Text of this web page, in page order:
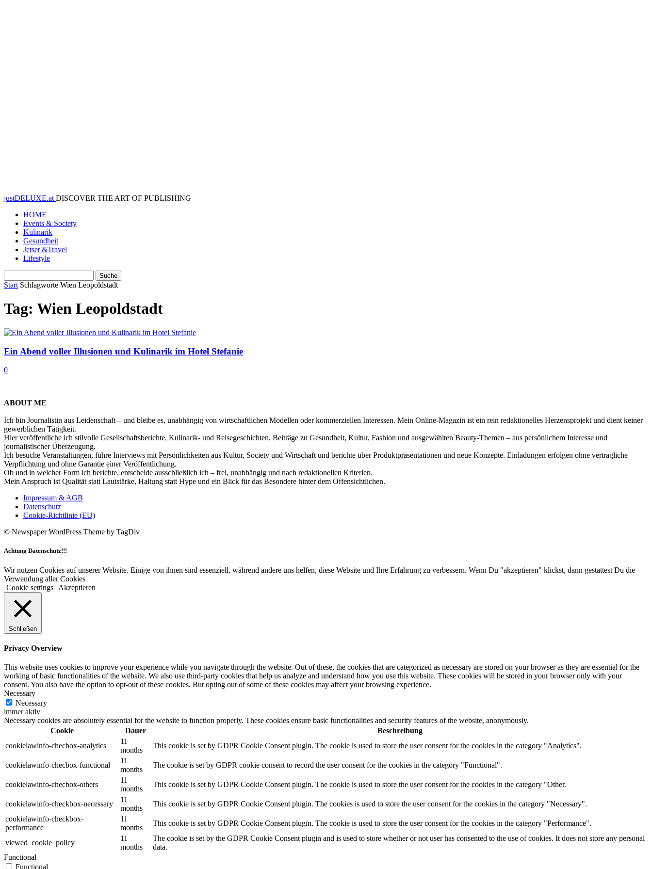
justDELUXE.at DISCOVER THE ART OF PUBLISHING
HOME
Events & Society
Kulinarik
Gesundheit
Jetset &Travel
Lifestyle
Start Schlagworte Wien Leopoldstadt
Tag: Wien Leopoldstadt
Ein Abend voller Illusionen und Kulinarik im Hotel Stefanie
0
ABOUT ME
Ich bin Journalistin aus Leidenschaft – und bleibe es, unabhängig von wirtschaftlichen Modellen oder kommerziellen Interessen. Mein Online-Magazin ist ein rein redaktionelles Herzensprojekt und dient keiner
gewerblichen Tätigkeit.
Hier veröffentliche ich stilvolle Gesellschaftsberichte, Kulinarik- und Reisegeschichten, Beiträge zu Gesundheit, Kultur, Fashion und ausgewählten Beauty-Themen – aus persönlichem Interesse und
journalistischer Überzeugung.
Ich besuche Veranstaltungen, führe Interviews mit Persönlichkeiten aus Kultur, Society und Wirtschaft und berichte über Produktpräsentationen und neue Konzepte. Einladungen erfolgen ohne vertragliche
Verpflichtung und ohne Garantie einer Veröffentlichung.
Ob und in welcher Form ich berichte, entscheide ausschließlich ich – frei, unabhängig und nach redaktionellen Kriterien.
Mein Anspruch ist Qualität statt Lautstärke, Haltung statt Hype und ein Blick für das Besondere hinter dem Offensichtlichen.
Impressum & AGB
Datenschutz
Cookie-Richtlinie (EU)
© Newspaper WordPress Theme by TagDiv
Achtung Datenschutz!!!
Wir nutzen Cookies auf unserer Website. Einige von ihnen sind essenziell, während andere uns helfen, diese Website und Ihre Erfahrung zu verbessern. Wenn Du "akzeptieren" klickst, dann gestattest Du die
Verwendung aller Cookies
Cookie settings
Akzeptieren
Schließen
Privacy Overview
This website uses cookies to improve your experience while you navigate through the website. Out of these, the cookies that are categorized as necessary are stored on your browser as they are essential for the
working of basic functionalities of the website. We also use third-party cookies that help us analyze and understand how you use this website. These cookies will be stored in your browser only with your
consent. You also have the option to opt-out of these cookies. But opting out of some of these cookies may affect your browsing experience.
Necessary
Necessary
immer aktiv
Necessary cookies are absolutely essential for the website to function properly. These cookies ensure basic functionalities and security features of the website, anonymously.
Cookie
Dauer
Beschreibung
cookielawinfo-checbox-analytics
11
months
This cookie is set by GDPR Cookie Consent plugin. The cookie is used to store the user consent for the cookies in the category "Analytics".
cookielawinfo-checbox-functional
11
months
The cookie is set by GDPR cookie consent to record the user consent for the cookies in the category "Functional".
cookielawinfo-checbox-others
11
months
This cookie is set by GDPR Cookie Consent plugin. The cookie is used to store the user consent for the cookies in the category "Other.
cookielawinfo-checkbox-necessary
11
months
This cookie is set by GDPR Cookie Consent plugin. The cookies is used to store the user consent for the cookies in the category "Necessary".
cookielawinfo-checkbox-
performance
11
months
This cookie is set by GDPR Cookie Consent plugin. The cookie is used to store the user consent for the cookies in the category "Performance".
viewed_cookie_policy
11
months
The cookie is set by the GDPR Cookie Consent plugin and is used to store whether or not user has consented to the use of cookies. It does not store any personal
data.
Functional
Functional